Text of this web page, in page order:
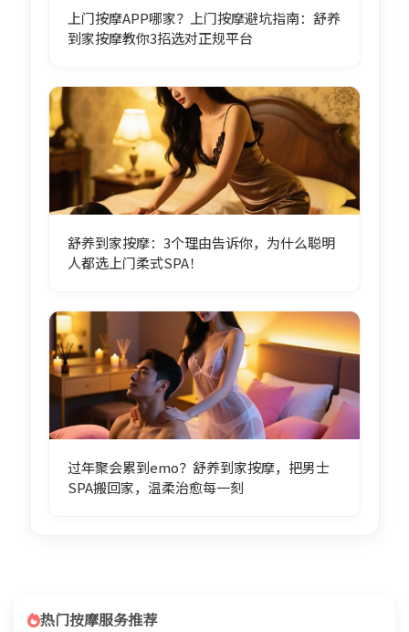
上门按摩APP哪家？上门按摩避坑指南：舒养
到家按摩教你3招选对正规平台
舒养到家按摩：3个理由告诉你，为什么聪明
人都选上门柔式SPA！
过年聚会累到emo？舒养到家按摩，把男士
SPA搬回家，温柔治愈每一刻
热门按摩服务推荐